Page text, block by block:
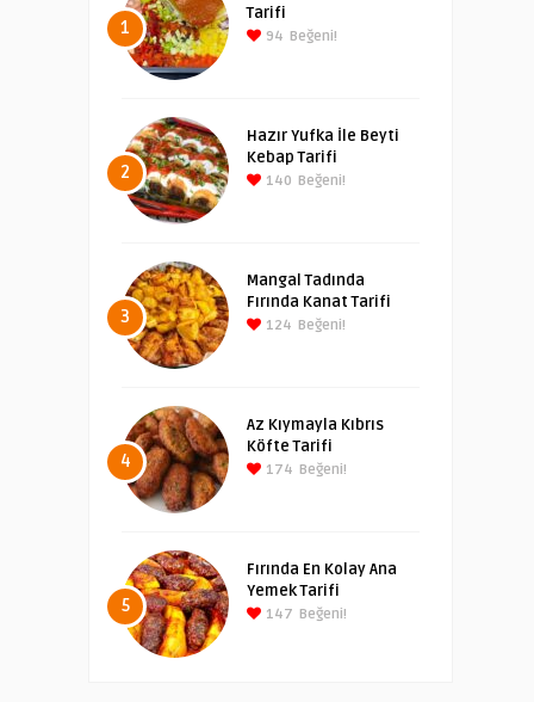
1
Tarifi
94 Beğeni!
2
Hazır Yufka İle Beyti
Kebap Tarifi
140 Beğeni!
3
Mangal Tadında
Fırında Kanat Tarifi
124 Beğeni!
4
Az Kıymayla Kıbrıs
Köfte Tarifi
174 Beğeni!
5
Fırında En Kolay Ana
Yemek Tarifi
147 Beğeni!